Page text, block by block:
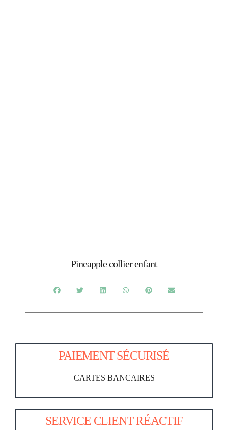
Pineapple collier enfant
PAIEMENT SÉCURISÉ
CARTES BANCAIRES
SERVICE CLIENT RÉACTIF